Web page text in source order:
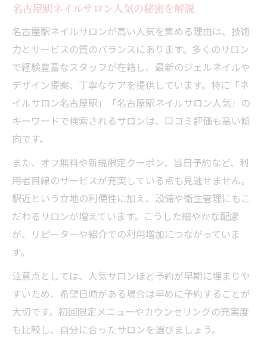
名古屋駅ネイルサロン人気の秘密を解説
名古屋駅ネイルサロンが高い人気を集める理由は、技術
力とサービスの質のバランスにあります。多くのサロン
で経験豊富なスタッフが在籍し、最新のジェルネイルや
デザイン提案、丁寧なケアを提供しています。特に「ネ
イルサロン名古屋駅」「名古屋駅ネイルサロン人気」の
キーワードで検索されるサロンは、口コミ評価も高い傾
向です。
また、オフ無料や新規限定クーポン、当日予約など、利
用者目線のサービスが充実している点も見逃せません。
駅近という立地の利便性に加え、設備や衛生管理にもこ
だわるサロンが増えています。こうした細やかな配慮
が、リピーターや紹介での利用増加につながっていま
す。
注意点としては、人気サロンほど予約が早期に埋まりや
すいため、希望日時がある場合は早めに予約することが
大切です。初回限定メニューやカウンセリングの充実度
も比較し、自分に合ったサロンを選びましょう。